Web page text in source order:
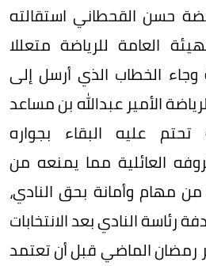
حسن القحطاني استقالته
العامة للرياضة متعللا
الخطاب الذي أرسل إلى
الأمير عبدالله بن مساعد
تحتم عليه البقاء بجواره
العائلية مما يمنعه من
من مهام وأمانة بحق النادي،
رئاسة النادي بعد الانتخابات
الماضي قبل أن تعتمد